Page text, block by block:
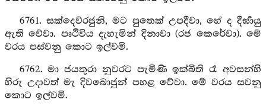
6761. සක්දෙව්රජුනි, මට පුතෙක් උපදීවා, හේ ද දීර්‍ඝායු
ඇති වේවා. පෘථිවිය දැහැමින් දිනාවා (රජ කෙරේවා). මේ
වරය පස්වනු කොට ඉල්වමි.
6762. මා ජයතුරා නුවරට පැමිණි ඉක්බිති රෑ අවසන්හි
හිරු උදාවත් මැ දිවබොජුන් පහළ වේවා. මේ වරය සවනු
කොට ඉල්වමි.